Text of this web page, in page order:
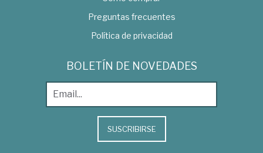
Preguntas frecuentes
Política de privacidad
BOLETÍN DE NOVEDADES
SUSCRIBIRSE